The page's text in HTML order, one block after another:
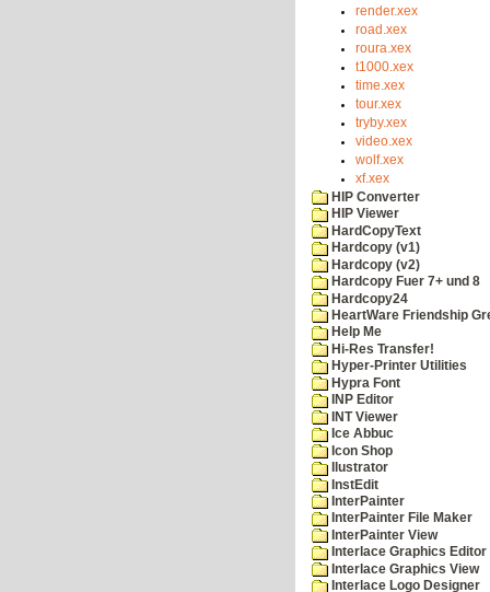
render.xex
road.xex
roura.xex
t1000.xex
time.xex
tour.xex
tryby.xex
video.xex
wolf.xex
xf.xex
HIP Converter
HIP Viewer
HardCopyText
Hardcopy (v1)
Hardcopy (v2)
Hardcopy Fuer 7+ und 8
Hardcopy24
HeartWare Friendship
Help Me
Hi-Res Transfer!
Hyper-Printer Utilities
Hypra Font
INP Editor
INT Viewer
Ice Abbuc
Icon Shop
Ilustrator
InstEdit
InterPainter
InterPainter File Maker
InterPainter View
Interlace Graphics Editor
Interlace Graphics View
Interlace Logo Designer